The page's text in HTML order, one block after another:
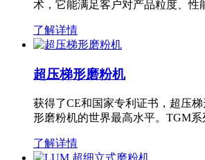
术，它能满足客户对产品粒度、
了解详情
超压梯形磨粉机
获得了CE和国家专利证书，超压
形磨粉机的世界最高水平。TGM
了解详情